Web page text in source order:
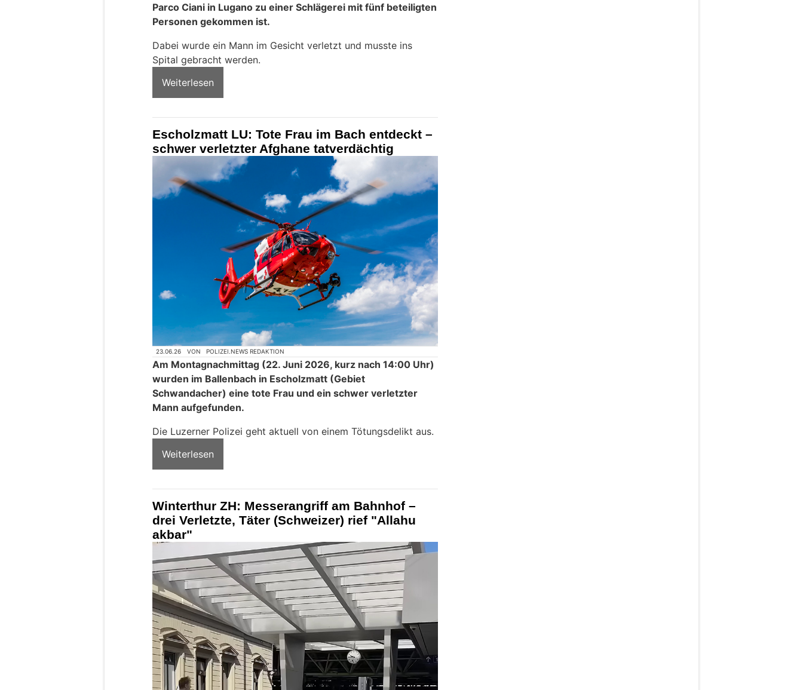
Parco Ciani in Lugano zu einer Schlägerei mit fünf beteiligten
Personen gekommen ist.
Dabei wurde ein Mann im Gesicht verletzt und musste ins
Spital gebracht werden.
Weiterlesen
Escholzmatt LU: Tote Frau im Bach entdeckt –
schwer verletzter Afghane tatverdächtig
23.06.26 VON POLIZEI.NEWS REDAKTION
Am Montagnachmittag (22. Juni 2026, kurz nach 14:00 Uhr)
wurden im Ballenbach in Escholzmatt (Gebiet
Schwandacher) eine tote Frau und ein schwer verletzter
Mann aufgefunden.
Die Luzerner Polizei geht aktuell von einem Tötungsdelikt aus.
Weiterlesen
Winterthur ZH: Messerangriff am Bahnhof –
drei Verletzte, Täter (Schweizer) rief "Allahu
akbar"